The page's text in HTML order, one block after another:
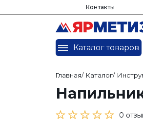
Контакты
Каталог товаров
Главная/ Каталог/
0